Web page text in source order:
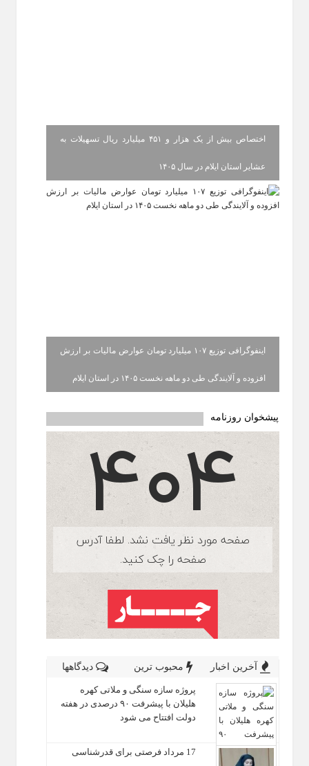
اختصاص بیش از یک هزار و ۴۵۱ میلیارد ریال تسهیلات به
عشایر استان ایلام در سال ۱۴۰۵
اینفوگرافی توزیع ۱۰۷ میلیارد تومان عوارض مالیات بر ارزش
افزوده و آلایندگی طی دو ماهه نخست ۱۴۰۵ در استان ایلام
پیشخوان روزنامه
آخرین اخبار محبوب ترین دیدگاهها
پروژه سازه سنگی و ملاتی کهره
هلیلان با پیشرفت ۹۰ درصدی در هفته
دولت افتتاح می شود
17 مرداد فرصتی برای قدرشناسی